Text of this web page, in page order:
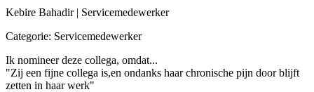
Kebire Bahadir | Servicemedewerker
Categorie: Servicemedewerker
Ik nomineer deze collega, omdat...
"Zij een fijne collega is,en ondanks haar chronische pijn door blijft
zetten in haar werk"